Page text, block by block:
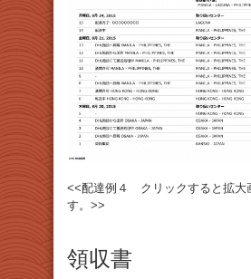
<<配達例４ クリックすると拡大
す。>>
領収書